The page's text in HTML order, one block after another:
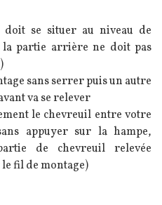
se situer au niveau de
partie arrière ne doit pas
sans serrer puis un autre
va se relever
le chevreuil entre votre
appuyer sur la hampe,
de chevreuil relevée
fil de montage)